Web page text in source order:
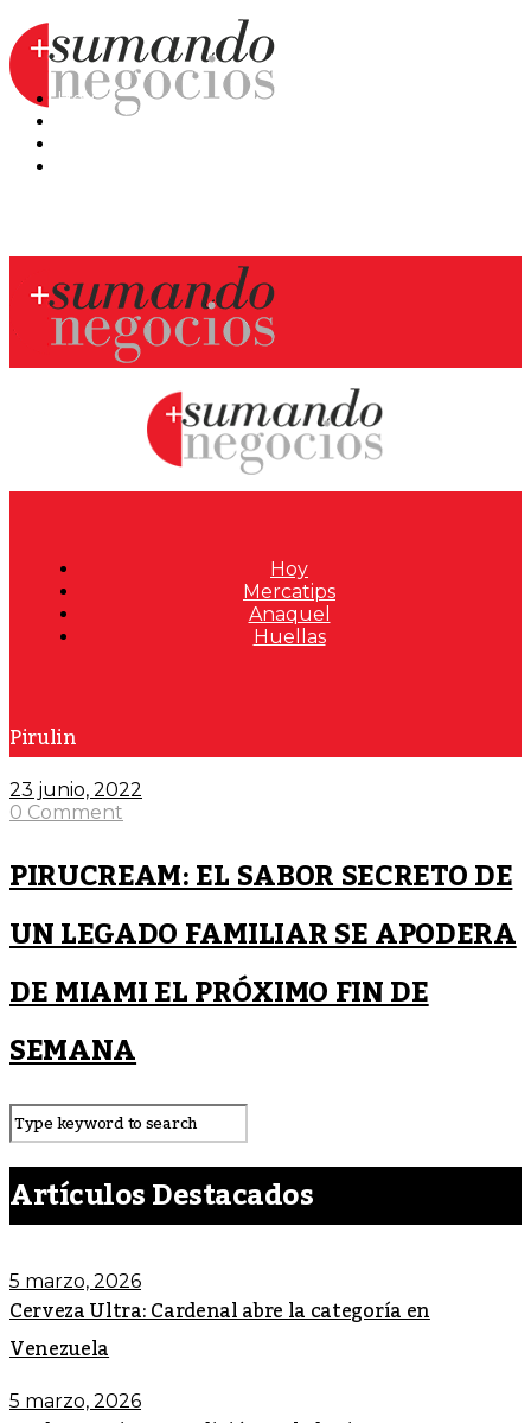
Hoy
Mercatips
Hoy
Mercatips
Anaquel
Huellas
Pirulin
23 junio, 2022
0 Comment
PIRUCREAM: EL SABOR SECRETO DE
UN LEGADO FAMILIAR SE APODERA
DE MIAMI EL PRÓXIMO FIN DE
SEMANA
Artículos Destacados
5 marzo, 2026
Cerveza Ultra: Cardenal abre la categoría en
Venezuela
5 marzo, 2026